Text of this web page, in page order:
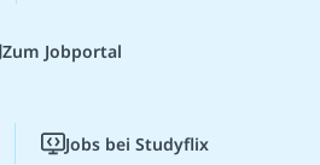
Zum Jobportal
Jobs bei Studyflix